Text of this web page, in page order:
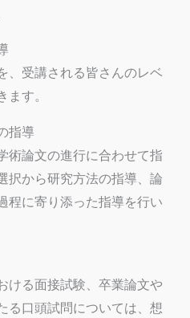
、受講される皆さんのレベ
す。
指導
術論文の進行に合わせて指
択から研究方法の指導、論
程に寄り添った指導を行い
ける面接試験、卒業論文や
る口頭試問については、想